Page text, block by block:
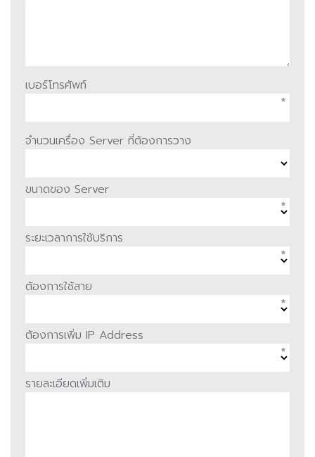
เบอร์โทรศัพท์
*
จำนวนเครื่อง Server ที่ต้องการวาง
ขนาดของ Server
*
ระยะเวลาการใช้บริการ
*
ต้องการใช้สาย
*
ต้องการเพิ่ม IP Address
*
รายละเอียดเพิ่มเติม